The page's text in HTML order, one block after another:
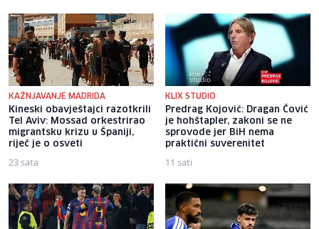
KAŽNJAVANJE MADRIDA
Kineski obavještajci razotkrili
Tel Aviv: Mossad orkestrirao
migrantsku krizu u Španiji,
riječ je o osveti
23 sata
KLIX STUDIO
Predrag Kojović: Dragan Čović
je hohštapler, zakoni se ne
sprovode jer BiH nema
praktični suverenitet
11 sati